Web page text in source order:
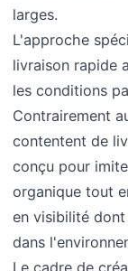
larges.
L'approche
livraison rapide
les conditions
Contrairement
contentent de
conçu pour
organique tout
en visibilité
dans